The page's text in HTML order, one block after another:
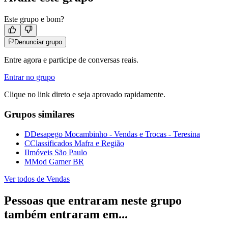
Este grupo e bom?
Denunciar grupo
Entre agora e participe de conversas reais.
Entrar no grupo
Clique no link direto e seja aprovado rapidamente.
Grupos similares
DDesapego Mocambinho - Vendas e Trocas - Teresina
CClassificados Mafra e Região
IImóveis São Paulo
MMod Gamer BR
Ver todos de Vendas
Pessoas que entraram neste grupo
também entraram em...